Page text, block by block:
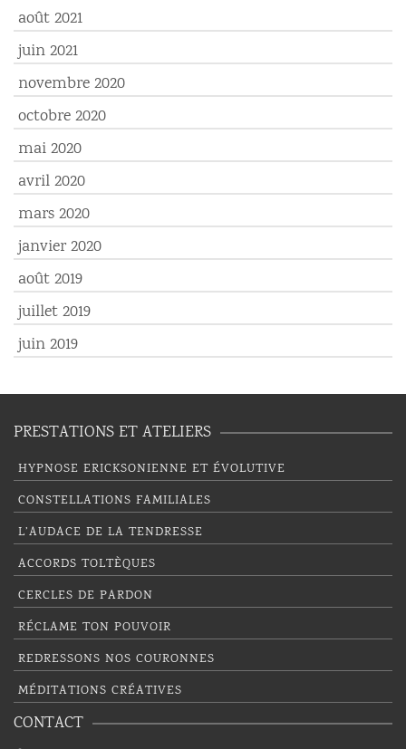
août 2021
juin 2021
novembre 2020
octobre 2020
mai 2020
avril 2020
mars 2020
janvier 2020
août 2019
juillet 2019
juin 2019
PRESTATIONS ET ATELIERS
HYPNOSE ERICKSONIENNE ET ÉVOLUTIVE
CONSTELLATIONS FAMILIALES
L’AUDACE DE LA TENDRESSE
ACCORDS TOLTÈQUES
CERCLES DE PARDON
RÉCLAME TON POUVOIR
REDRESSONS NOS COURONNES
MÉDITATIONS CRÉATIVES
CONTACT